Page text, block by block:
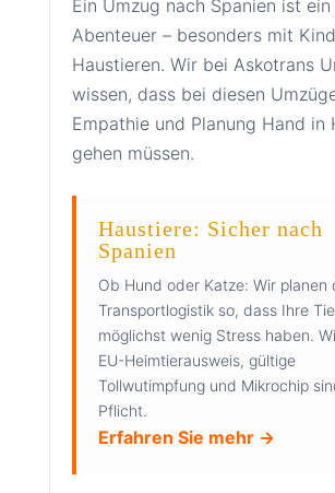
Ein Umzug nach Spanien ist
Abenteuer – besonders mit
Haustieren. Wir bei Askotrans
wissen, dass bei diesen
Empathie und Planung Hand in
gehen müssen.
Haustiere: Sicher nach
Spanien
Ob Hund oder Katze: Wir planen
Transportlogistik so, dass Ihre
möglichst wenig Stress haben.
EU-Heimtierausweis, gültige
Tollwutimpfung und Mikrochip
Pflicht.
Erfahren Sie mehr →